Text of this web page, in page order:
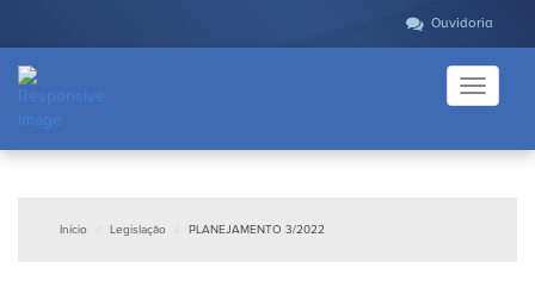
Ouvidoria
Toggle
Início Legislação PLANEJAMENTO 3/2022